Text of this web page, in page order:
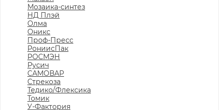
Мозаика-синтез
НД Плэй
Олма
Оникс
Проф-Пресс
РониисПак
РОСМЭН
Русич
САМОВАР
Стрекоза
Тедико/Флексика
Томик
У-Фактория